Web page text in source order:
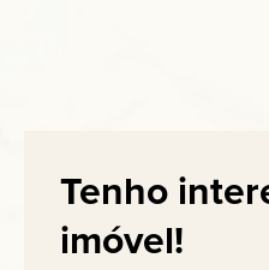
Tenho
imóvel!